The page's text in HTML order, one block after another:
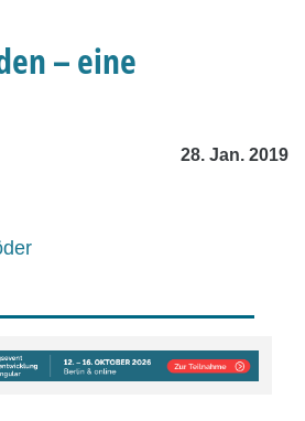
– eine
28. Jan. 2019